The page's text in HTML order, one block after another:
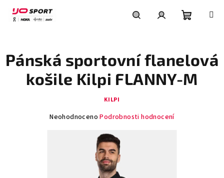
obsah
košík
Pánská sportovní flanelová
košile Kilpi FLANNY-M
KILPI
Průměrné
Neohodnoceno Podrobnosti hodnocení